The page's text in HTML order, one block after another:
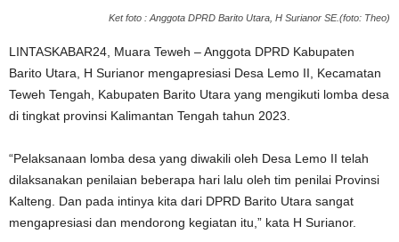
Ket foto : Anggota DPRD Barito Utara, H Surianor SE.(foto: Theo)
LINTASKABAR24, Muara Teweh – Anggota DPRD Kabupaten
Barito Utara, H Surianor mengapresiasi Desa Lemo II, Kecamatan
Teweh Tengah, Kabupaten Barito Utara yang mengikuti lomba desa
di tingkat provinsi Kalimantan Tengah tahun 2023.
“Pelaksanaan lomba desa yang diwakili oleh Desa Lemo II telah
dilaksanakan penilaian beberapa hari lalu oleh tim penilai Provinsi
Kalteng. Dan pada intinya kita dari DPRD Barito Utara sangat
mengapresiasi dan mendorong kegiatan itu,” kata H Surianor.